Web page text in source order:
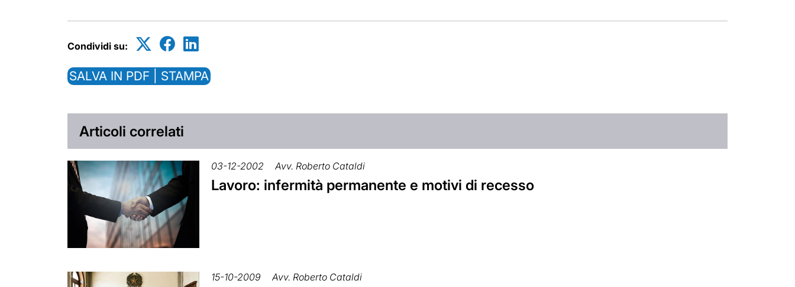
Condividi su:
SALVA IN PDF | STAMPA
Articoli correlati
03-12-2002 Avv. Roberto Cataldi
Lavoro: infermità permanente e motivi di recesso
15-10-2009 Avv. Roberto Cataldi